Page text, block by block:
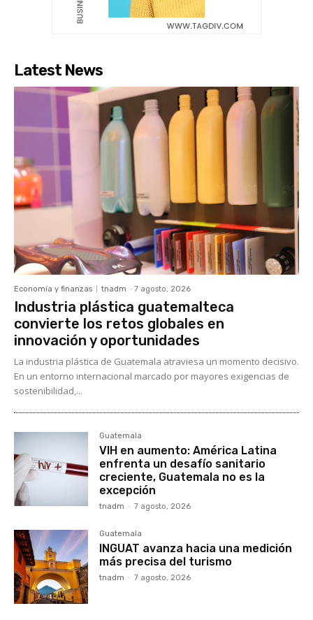
Latest News
Economía y finanzas tnadm - 7 agosto, 2026
Industria plástica guatemalteca
convierte los retos globales en
innovación y oportunidades
La industria plástica de Guatemala atraviesa un momento decisivo.
En un entorno internacional marcado por mayores exigencias de
sostenibilidad,...
Guatemala
VIH en aumento: América Latina
enfrenta un desafío sanitario
creciente, Guatemala no es la
excepción
tnadm - 7 agosto, 2026
Guatemala
INGUAT avanza hacia una medición
más precisa del turismo
tnadm - 7 agosto, 2026